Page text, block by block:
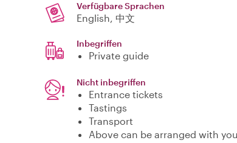
Verfügbare Sprachen
English, 中文
Inbegriffen
Private guide
Nicht inbegriffen
Entrance tickets
Tastings
Transport
Above can be arranged with